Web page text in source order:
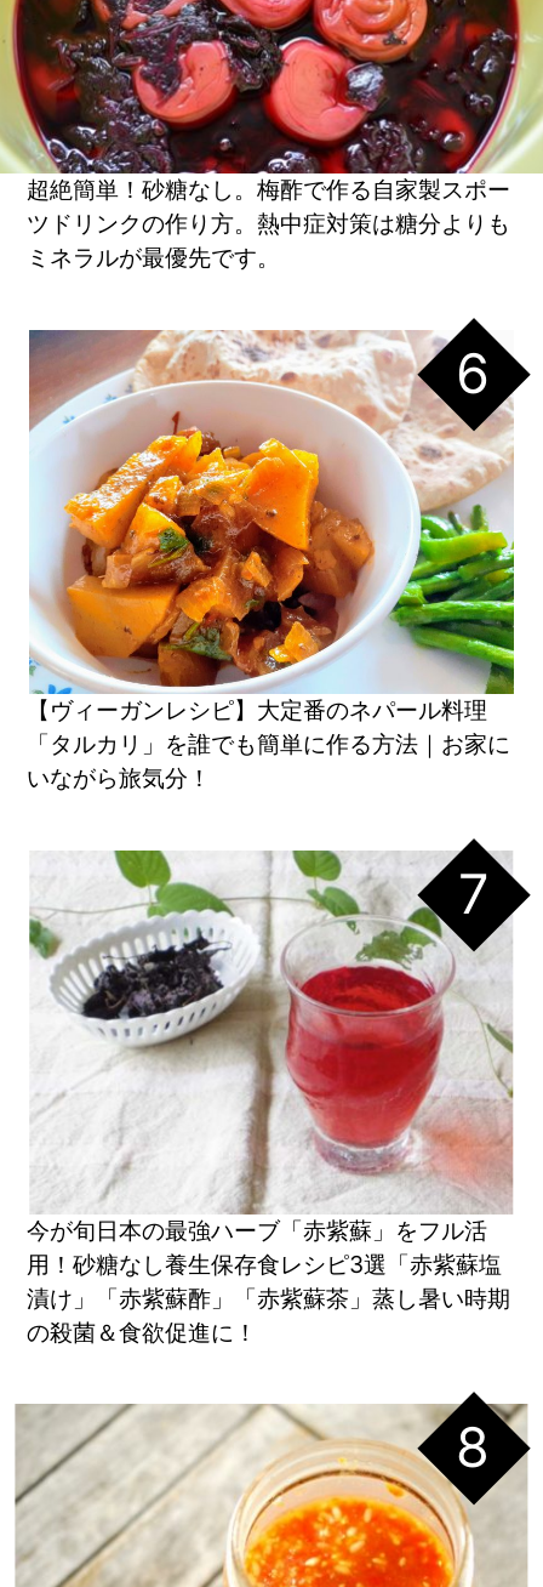
超絶簡単！砂糖なし。梅酢で作る自家製スポー
ツドリンクの作り方。熱中症対策は糖分よりも
ミネラルが最優先です。
【ヴィーガンレシピ】大定番のネパール料理
「タルカリ」を誰でも簡単に作る方法｜お家に
いながら旅気分！
今が旬日本の最強ハーブ「赤紫蘇」をフル活
用！砂糖なし養生保存食レシピ3選「赤紫蘇塩
漬け」「赤紫蘇酢」「赤紫蘇茶」蒸し暑い時期
の殺菌＆食欲促進に！